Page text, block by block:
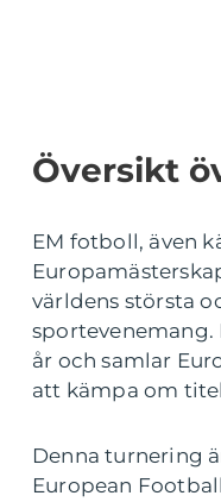
Översikt
EM fotboll, även
världens största
sportevenemang.
år och samlar
att kämpa om
Denna turnering
European